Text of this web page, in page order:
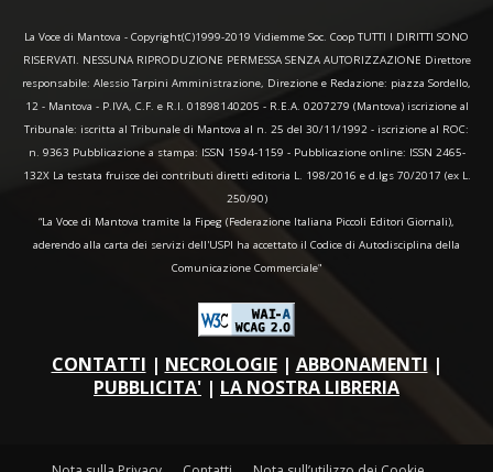
La Voce di Mantova - Copyright(C)1999-2019 Vidiemme Soc. Coop TUTTI I DIRITTI SONO
RISERVATI. NESSUNA RIPRODUZIONE PERMESSA SENZA AUTORIZZAZIONE Direttore
responsabile: Alessio Tarpini Amministrazione, Direzione e Redazione: piazza Sordello,
12 - Mantova - P.IVA, C.F. e R.I. 01898140205 - R.E.A. 0207279 (Mantova) iscrizione al
Tribunale: iscritta al Tribunale di Mantova al n. 25 del 30/11/1992 - iscrizione al ROC:
n. 9363 Pubblicazione a stampa: ISSN 1594-1159 - Pubblicazione online: ISSN 2465-
132X La testata fruisce dei contributi diretti editoria L. 198/2016 e d.lgs 70/2017 (ex L.
250/90)
“La Voce di Mantova tramite la Fipeg (Federazione Italiana Piccoli Editori Giornali),
aderendo alla carta dei servizi dell'USPI ha accettato il Codice di Autodisciplina della
Comunicazione Commerciale"
CONTATTI | NECROLOGIE| ABBONAMENTI |
PUBBLICITA' | LA NOSTRA LIBRERIA